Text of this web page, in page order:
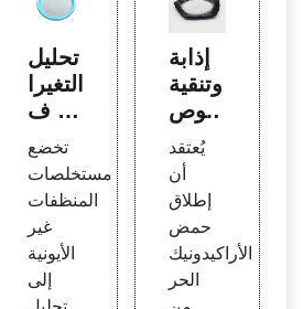
تحليل
التغيرا
ت ف
تين س
كري
سطح
الخلية
المتع
لقة با
تخضع
مستخلصات
المنظفات
غير
الأيونية
إلى
إذابة
وتنقية
وتوص
يف ال
فسفو
ليباز
A2 ال
مرتب
ط بال
غشاء
يُعتقد
أن
إطلاق
حمض
الأراكيدونيك
الحر